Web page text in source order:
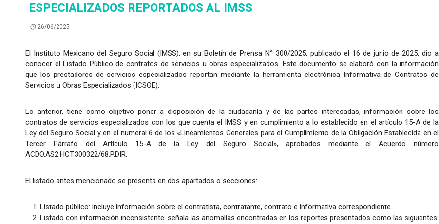
ESPECIALIZADOS REPORTADOS AL IMSS
26/06/2025
El Instituto Mexicano del Seguro Social (IMSS), en su Boletín de Prensa N° 300/2025, publicado el 16 de junio de 2025, dio a
conocer el Listado Público de contratos de servicios u obras especializados. Este documento se elaboró con la información
que los prestadores de servicios especializados reportan mediante la herramienta electrónica Informativa de Contratos de
Servicios u Obras Especializados (ICSOE).
Lo anterior, tiene como objetivo poner a disposición de la ciudadanía y de las partes interesadas, información sobre los
contratos de servicios especializados con los que cuenta el IMSS y en cumplimiento a lo establecido en el artículo 15-A de la
Ley del Seguro Social y en el numeral 6 de los «Lineamientos Generales para el Cumplimiento de la Obligación Establecida en el
Tercer Párrafo del Artículo 15-A de la Ley del Seguro Social», aprobados mediante el Acuerdo número
ACDO.AS2.HCT.300322/68.P.DIR.
El listado antes mencionado se presenta en dos apartados o secciones:
Listado público: incluye información sobre el contratista, contratante, contrato e informativa correspondiente.
Listado con información inconsistente: señala las anomalías encontradas en los reportes presentados como las siguientes: